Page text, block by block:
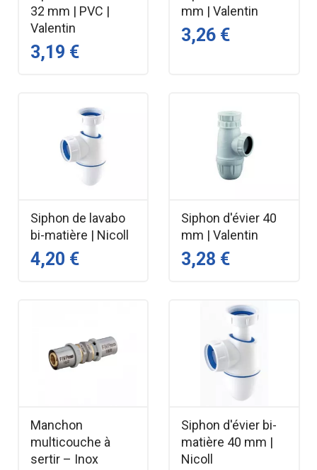
32 mm | PVC |
Valentin
3,19 €
mm | Valentin
3,26 €
Siphon de lavabo
bi-matière | Nicoll
4,20 €
Siphon d'évier 40
mm | Valentin
3,28 €
Manchon
multicouche à
sertir – Inox
Siphon d'évier bi-
matière 40 mm |
Nicoll